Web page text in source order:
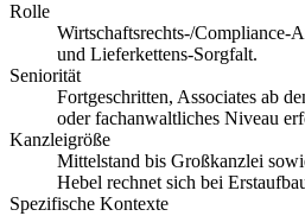
Rolle
Wirtschaftsrechts-/Compliance-
und Lieferkettens-Sorgfalt.
Seniorität
Fortgeschritten, Associates ab
oder fachanwaltliches Niveau
Kanzleigröße
Mittelstand bis Großkanzlei
Hebel rechnet sich bei
Spezifische Kontexte